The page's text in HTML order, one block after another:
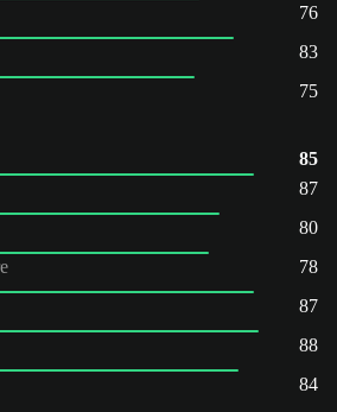
76
83
75
85
87
80
78
87
88
84